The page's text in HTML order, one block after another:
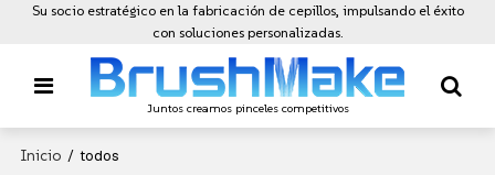
Su socio estratégico en la fabricación de cepillos, impulsando el éxito
con soluciones personalizadas.
Juntos creamos pinceles competitivos
Inicio / todos